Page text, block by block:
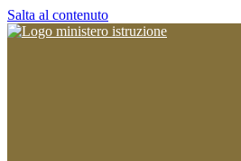
Salta al contenuto